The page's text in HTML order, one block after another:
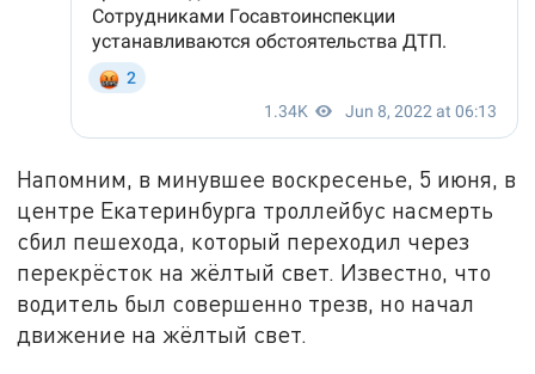
Напомним, в минувшее воскресенье, 5 июня, в
центре Екатеринбурга троллейбус насмерть
сбил пешехода, который переходил через
перекрёсток на жёлтый свет. Известно, что
водитель был совершенно трезв, но начал
движение на жёлтый свет.